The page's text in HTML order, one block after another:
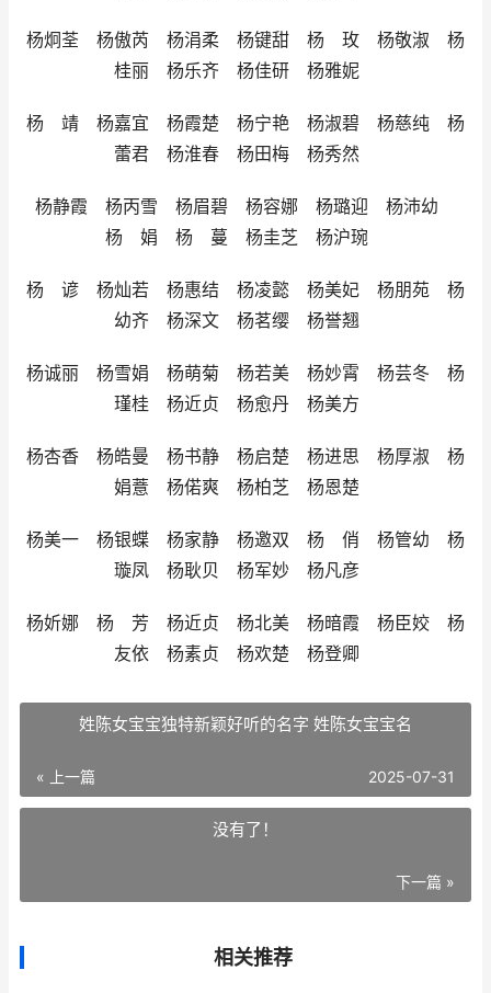
杨炯荃 杨傲芮 杨涓柔 杨键甜 杨 玫 杨敬淑 杨
桂丽 杨乐齐 杨佳研 杨雅妮
杨 靖 杨嘉宜 杨霞楚 杨宁艳 杨淑碧 杨慈纯 杨
蕾君 杨淮春 杨田梅 杨秀然
杨静霞 杨丙雪 杨眉碧 杨容娜 杨璐迎 杨沛幼
杨 娟 杨 蔓 杨圭芝 杨沪琬
杨 谚 杨灿若 杨惠结 杨凌懿 杨美妃 杨朋苑 杨
幼齐 杨深文 杨茗缨 杨誉翘
杨诚丽 杨雪娟 杨萌菊 杨若美 杨妙霄 杨芸冬 杨
瑾桂 杨近贞 杨愈丹 杨美方
杨杏香 杨皓曼 杨书静 杨启楚 杨进思 杨厚淑 杨
娟薏 杨偌爽 杨柏芝 杨恩楚
杨美一 杨银蝶 杨家静 杨邀双 杨 俏 杨管幼 杨
璇凤 杨耿贝 杨军妙 杨凡彦
杨妡娜 杨 芳 杨近贞 杨北美 杨暗霞 杨臣姣 杨
友依 杨素贞 杨欢楚 杨登卿
姓陈女宝宝独特新颖好听的名字 姓陈女宝宝名
« 上一篇 2025-07-31
没有了！
下一篇 »
相关推荐